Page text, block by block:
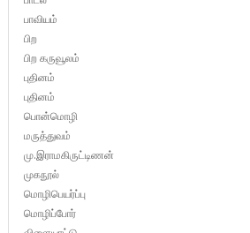
பாவியம்
பிற
பிற கருவூலம்
புதினம்
புதினம்
பொன்மொழி
மருத்துவம்
மு.இராமகிருட்டிணன்
முகநூல்
மொழிபெயர்ப்பு
மொழிப்போர்